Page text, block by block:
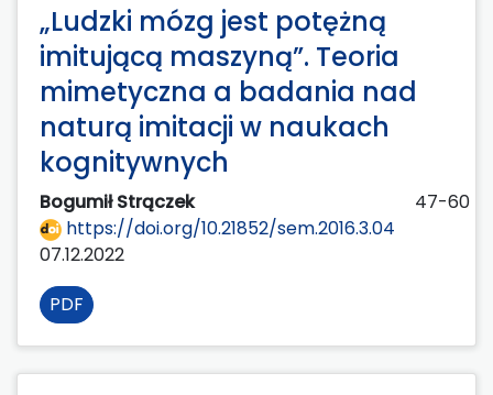
„Ludzki mózg jest potężną
imitującą maszyną”. Teoria
mimetyczna a badania nad
naturą imitacji w naukach
kognitywnych
Bogumił Strączek
47-60
https://doi.org/10.21852/sem.2016.3.04
07.12.2022
PDF